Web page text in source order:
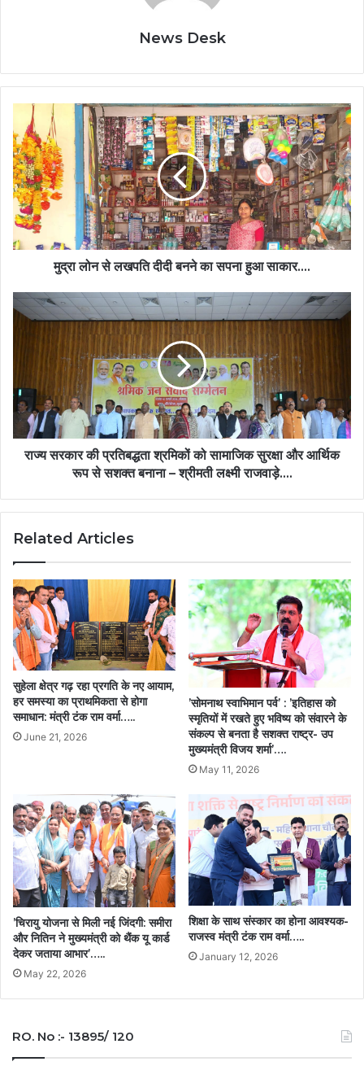
News Desk
लोन
से
लखपति
दीदी
बनने
का
सपना
हुआ
मुद्रा लोन से लखपति दीदी बनने का सपना हुआ साकार….
राज्य
सरकार
को
सामाजिक
सुरक्षा
और
आर्थिक
–
राजवाड़े….
राज्य सरकार की प्रतिबद्धता श्रमिकों को सामाजिक सुरक्षा और आर्थिक
रूप से सशक्त बनाना – श्रीमती लक्ष्मी राजवाड़े….
Related Articles
सुहेला क्षेत्र गढ़ रहा प्रगति के नए आयाम,
हर समस्या का प्राथमिकता से होगा
समाधान: मंत्री टंक राम वर्मा…..
June 21, 2026
’सोमनाथ स्वाभिमान पर्व’ : ’इतिहास को
स्मृतियों में रखते हुए भविष्य को संवारने के
संकल्प से बनता है सशक्त राष्ट्र- उप
मुख्यमंत्री विजय शर्मा’….
May 11, 2026
’चिरायु योजना से मिली नई जिंदगी: समीरा
और नितिन ने मुख्यमंत्री को थैंक यू कार्ड
देकर जताया आभार’…..
May 22, 2026
शिक्षा के साथ संस्कार का होना आवश्यक-
राजस्व मंत्री टंक राम वर्मा…..
January 12, 2026
RO. No :- 13895/ 120